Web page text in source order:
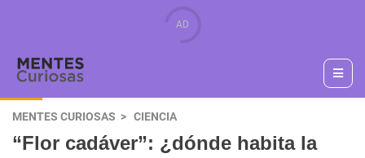
MENTES CURIOSAS CIENCIA
“Flor cadáver”: ¿dónde habita la